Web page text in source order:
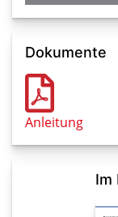
Dokumente
Anleitung
Im